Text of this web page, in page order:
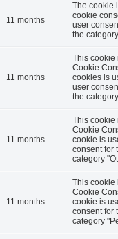
11 months
The cookie
cookie
user
the
11 months
This cookie
Cookie
cookies is
user
the
11 months
This cookie
Cookie
cookie is
consent for
category
11 months
This cookie
Cookie
cookie is
consent for
category